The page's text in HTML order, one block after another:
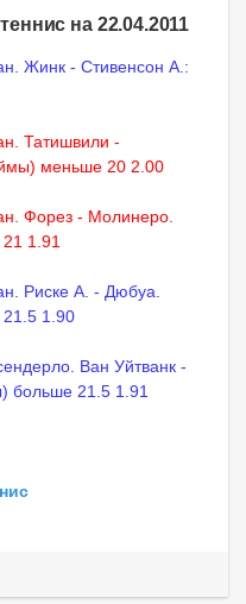
на 22.04.2011
Жинк - Стивенсон А.:
Татишвили -
меньше 20 2.00
Форез - Молинеро.
1.91
Риске А. - Дюбуа.
1.90
Ван Уйтванк -
больше 21.5 1.91